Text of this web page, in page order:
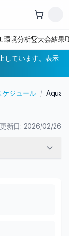
環境分析 大会結果
しています。表示
ケジュール /
新日: 2026/02/26